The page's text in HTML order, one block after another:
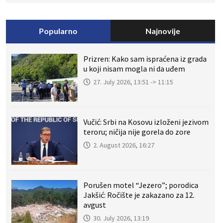
Popularno Najnovije
Prizren: Kako sam ispraćena iz grada
u koji nisam mogla ni da uđem
27. July 2026, 13:51 -> 11:15
Vučić: Srbi na Kosovu izloženi jezivom
teroru; ničija nije gorela do zore
2. August 2026, 16:27
Porušen motel “Jezero”; porodica
Jakšić: Ročište je zakazano za 12.
avgust
30. July 2026, 13:19